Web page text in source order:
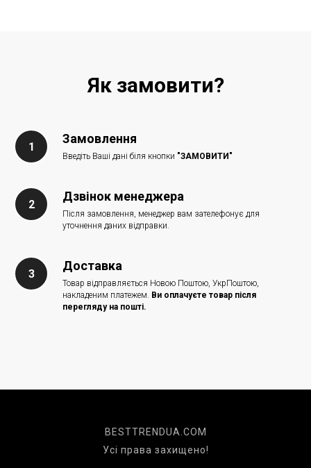
Як замовити?
Замовлення
Введіть Ваші дані біля кнопки "ЗАМОВИТИ"
Дзвінок менеджера
Після замовлення, менеджер вам зателефонує для
уточнення даних відправки.
Доставка
Товар відправляється Новою Поштою, УкрПоштою,
накладеним платежем. Ви оплачуєте товар після
перегляду на пошті.
BESTTRENDUA.COM
Усі права захищено!